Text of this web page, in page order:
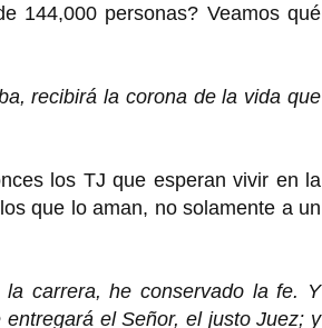
144,000 personas? Veamos qué
recibirá la corona de la vida que
los TJ que esperan vivir en la
que lo aman, no solamente a un
carrera, he conservado la fe. Y
el Señor, el justo Juez; y